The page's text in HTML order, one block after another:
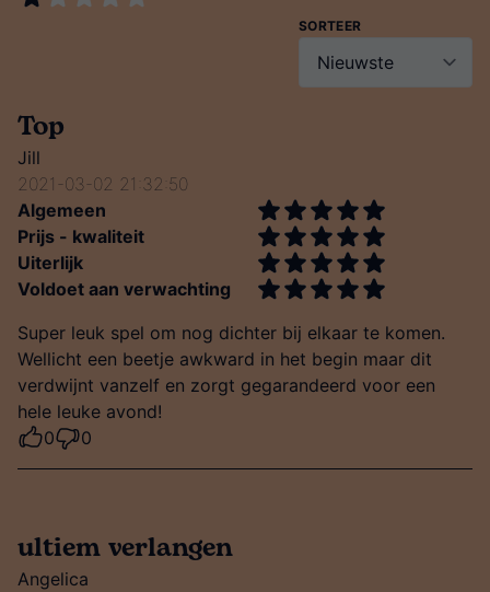
SORTEER
Top
Jill
2021-03-02 21:32:50
Algemeen
Prijs - kwaliteit
Uiterlijk
Voldoet aan verwachting
Super leuk spel om nog dichter bij elkaar te komen.
Wellicht een beetje awkward in het begin maar dit
verdwijnt vanzelf en zorgt gegarandeerd voor een
hele leuke avond!
0
0
ultiem verlangen
Angelica